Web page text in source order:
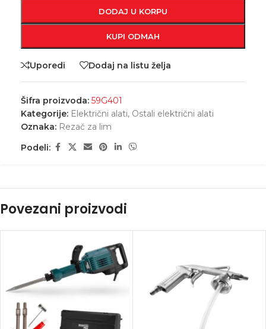
DODAJ U KORPU
KUPI ODMAH
Uporedi Dodaj na listu želja
Šifra proizvoda: 59G401
Kategorije: Električni alati, Ostali električni alati
Oznaka: Rezač za lim
Podeli:
Povezani proizvodi